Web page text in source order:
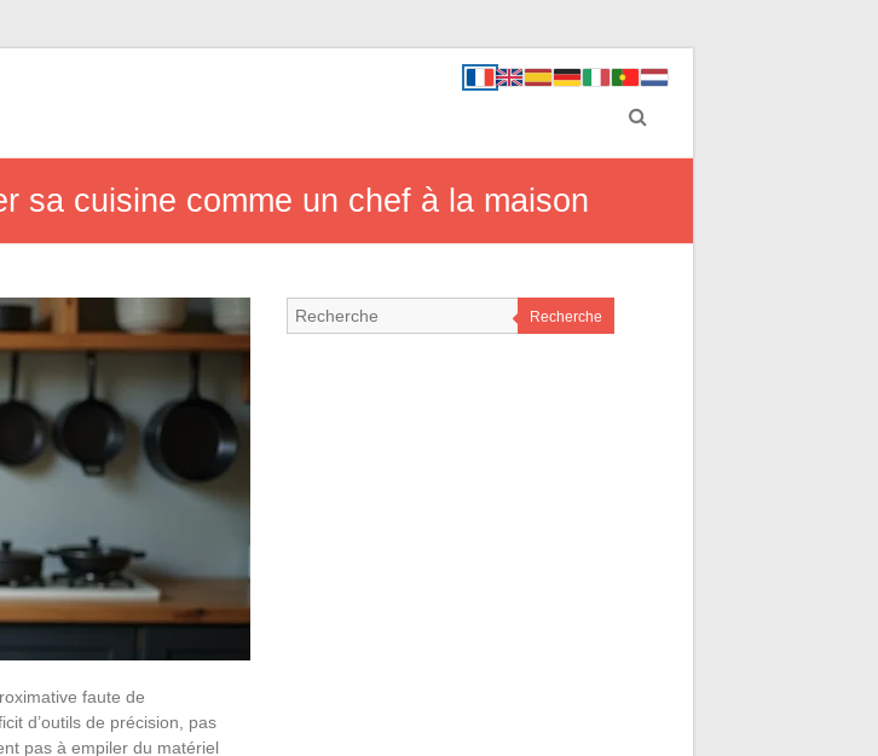
sa cuisine comme un chef à la maison
faute de
d’outils de précision, pas
pas à empiler du matériel
Recherche